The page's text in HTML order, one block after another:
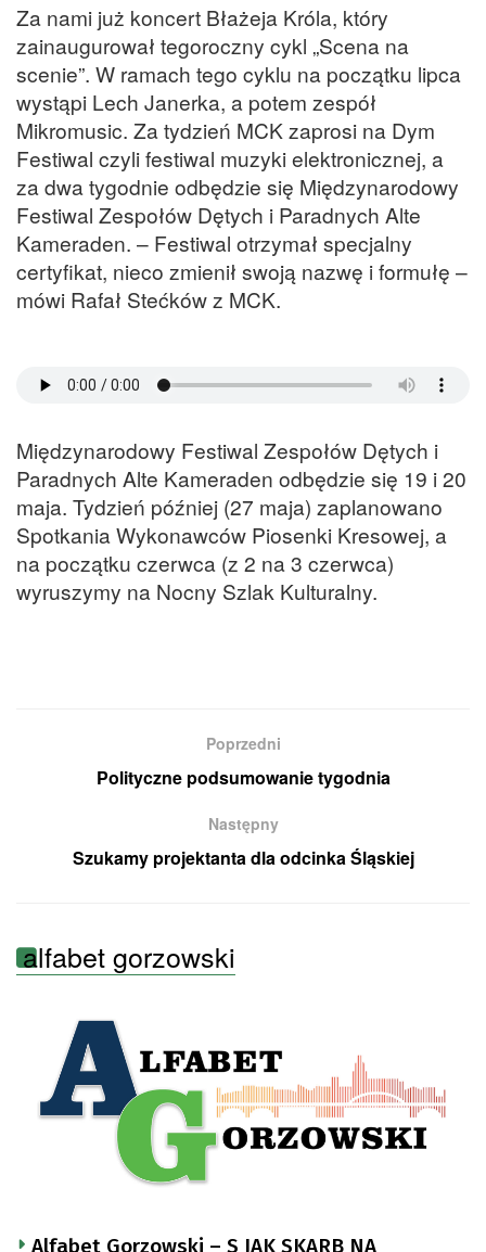
Za nami już koncert Błażeja Króla, który
zainaugurował tegoroczny cykl „Scena na
scenie”. W ramach tego cyklu na początku lipca
wystąpi Lech Janerka, a potem zespół
Mikromusic. Za tydzień MCK zaprosi na Dym
Festiwal czyli festiwal muzyki elektronicznej, a
za dwa tygodnie odbędzie się Międzynarodowy
Festiwal Zespołów Dętych i Paradnych Alte
Kameraden. – Festiwal otrzymał specjalny
certyfikat, nieco zmienił swoją nazwę i formułę –
mówi Rafał Stećków z MCK.
Międzynarodowy Festiwal Zespołów Dętych i
Paradnych Alte Kameraden odbędzie się 19 i 20
maja. Tydzień później (27 maja) zaplanowano
Spotkania Wykonawców Piosenki Kresowej, a
na początku czerwca (z 2 na 3 czerwca)
wyruszymy na Nocny Szlak Kulturalny.
Poprzedni
Polityczne podsumowanie tygodnia
Następny
Szukamy projektanta dla odcinka Śląskiej
alfabet gorzowski
Alfabet Gorzowski – S JAK SKARB NA